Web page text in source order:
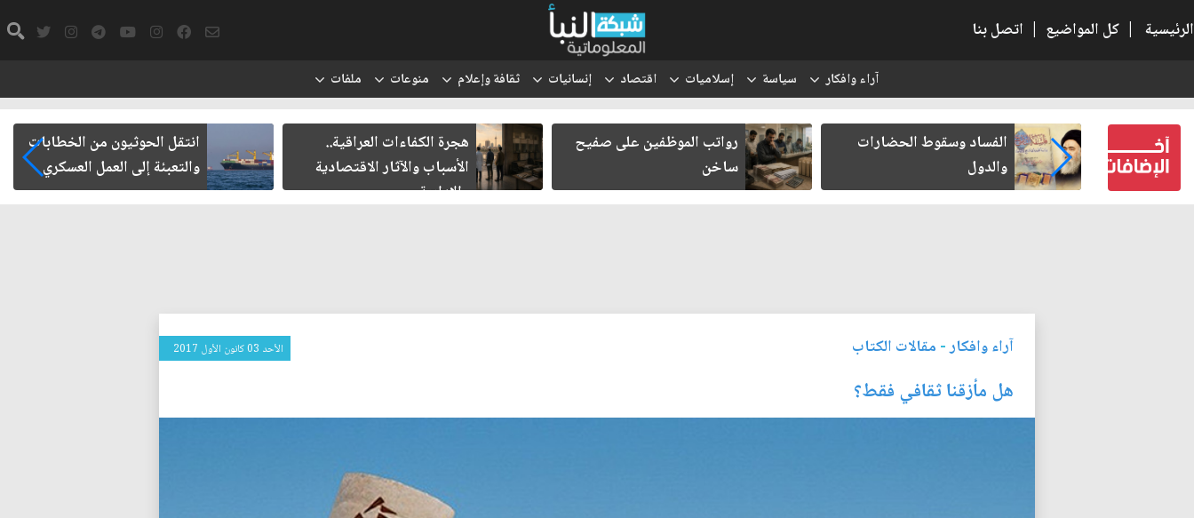
الرئيسية | كل المواضيع | اتصل بنا
آراء وافكار سياسة إسلاميات اقتصاد إنسانيات ثقافة وإعلام منوعات ملفات
الحضارات
رواتب الموظفين على صفيح
ساخن
هجرة الكفاءات العراقية..
الأسباب والآثار الاقتصادية
والإدارية
انتقل الحوثيون من الخطابات
والتعبئة إلى العمل العسكري
مأزق الزيدي مع الميليشيات
آراء وافكار- مقالات الكتاب الأحد 03 كانون الأول 2017
هل مأزقنا ثقافي فقط؟